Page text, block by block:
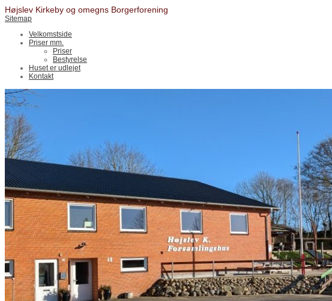
Højslev Kirkeby og omegns Borgerforening
Sitemap
Velkomstside
Priser mm.
Priser
Bestyrelse
Huset er udlejet
Kontakt